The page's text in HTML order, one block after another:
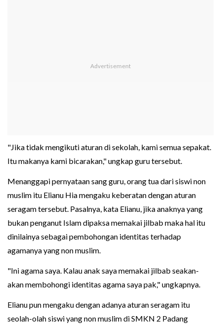
"Jika tidak mengikuti aturan di sekolah, kami semua sepakat.
Itu makanya kami bicarakan," ungkap guru tersebut.
Menanggapi pernyataan sang guru, orang tua dari siswi non
muslim itu Elianu Hia mengaku keberatan dengan aturan
seragam tersebut. Pasalnya, kata Elianu, jika anaknya yang
bukan penganut Islam dipaksa memakai jilbab maka hal itu
dinilainya sebagai pembohongan identitas terhadap
agamanya yang non muslim.
"Ini agama saya. Kalau anak saya memakai jilbab seakan-
akan membohongi identitas agama saya pak," ungkapnya.
Elianu pun mengaku dengan adanya aturan seragam itu
seolah-olah siswi yang non muslim di SMKN 2 Padang